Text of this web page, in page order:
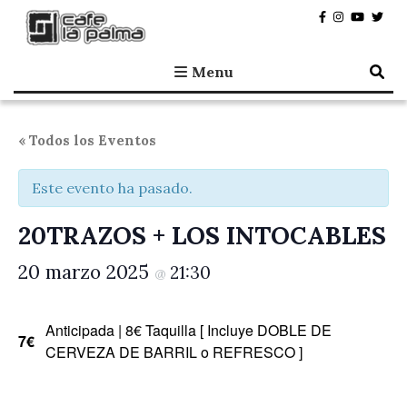
Café la Palma
Programando música en directo en Madrid, desde 1995.
Menu
« Todos los Eventos
Este evento ha pasado.
20TRAZOS + LOS INTOCABLES
20 marzo 2025 @ 21:30
7€
Anticipada | 8€ Taquilla [ Incluye DOBLE DE
CERVEZA DE BARRIL o REFRESCO ]